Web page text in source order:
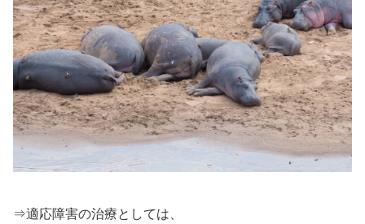
⇒適応障害の治療としては、